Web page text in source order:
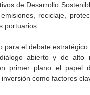
de Desarrollo
reciclaje,
portuarios.
para el debate estratégico
abierto y de alto
primer plano el papel
como factores